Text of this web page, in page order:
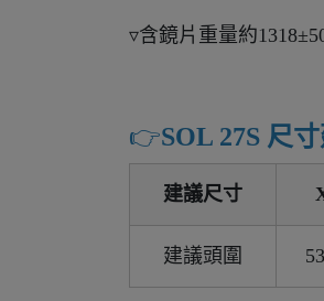
▿含鏡片重量約
👉️SOL 27S 尺
建議尺寸
建議頭圍